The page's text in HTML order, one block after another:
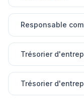
Responsable
Trésorier
Trésorier